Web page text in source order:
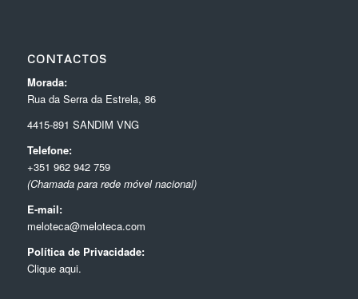
CONTACTOS
Morada:
Rua da Serra da Estrela, 86
4415-891 SANDIM VNG
Telefone:
+351 962 942 759
(Chamada para rede móvel nacional)
E-mail:
meloteca@meloteca.com
Política de Privacidade:
Clique aqui.